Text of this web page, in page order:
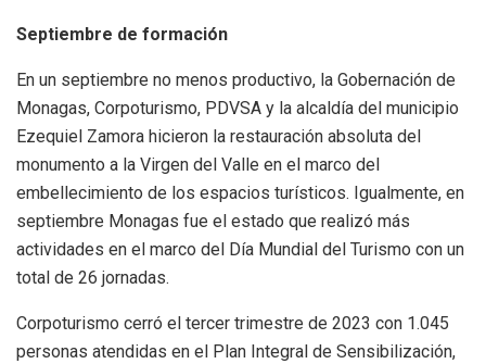
Septiembre de formación
En un septiembre no menos productivo, la Gobernación de
Monagas, Corpoturismo, PDVSA y la alcaldía del municipio
Ezequiel Zamora hicieron la restauración absoluta del
monumento a la Virgen del Valle en el marco del
embellecimiento de los espacios turísticos. Igualmente, en
septiembre Monagas fue el estado que realizó más
actividades en el marco del Día Mundial del Turismo con un
total de 26 jornadas.
Corpoturismo cerró el tercer trimestre de 2023 con 1.045
personas atendidas en el Plan Integral de Sensibilización,